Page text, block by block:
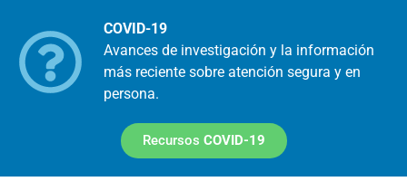
COVID-19
Avances de investigación y la información
más reciente sobre atención segura y en
persona.
Recursos COVID-19